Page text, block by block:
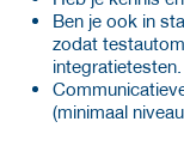
Ben je ook in
zodat
integratietesten.
(minimaal